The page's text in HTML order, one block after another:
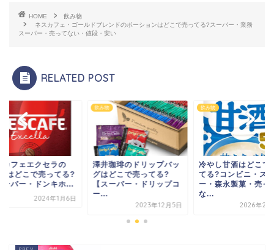
HOME
飲み物
ネスカフェ・ゴールドブレンドのポーションはどこで売ってる?スーパー・業務
スーパー・売ってない・値段・安い
RELATED POST
飲み物
澤井珈琲のドリップバッ
グはどこで売ってる?
【スーパー・ドリップコ
飲み物
冷やし甘酒はどこで売っ
てる?コンビニ・スーパ
ー・森永製菓・売って
2026年2月22日
飲み物
ネスカフェ
200gはどこ
【スーパー